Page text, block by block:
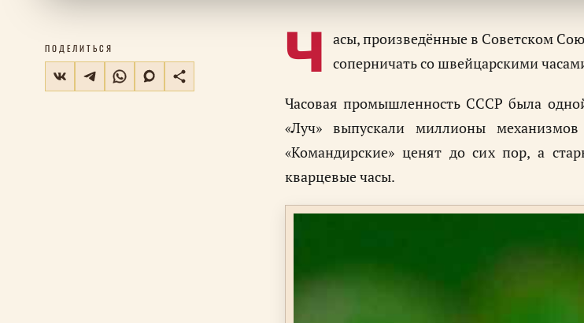
ПОДЕЛИТЬСЯ Ч асы, произведённые в Советском
соперничать со швейцарскими
Часовая промышленность СССР была
«Луч» выпускали миллионы
«Командирские» ценят до сих пор, а
кварцевые часы.